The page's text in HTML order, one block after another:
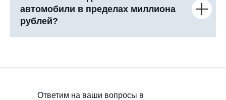
автомобили в пределах миллиона
рублей?
Ответим на ваши вопросы в